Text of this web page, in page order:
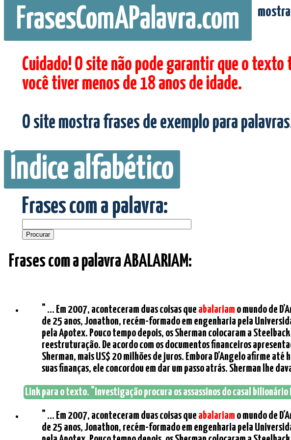
FrasesComAPalavra.com
Cuidado! O site não pode garantir que o texto
você tiver menos de 18 anos de idade.
O site mostra frases de exemplo para
Índice alfabético
Frases com a palavra:
Frases com a palavra ABALARIAM:
" ... Em 2007, aconteceram duas coisas que abalariam o mundo de
de 25 anos, Jonathon, recém-formado em engenharia pela
pela Apotex. Pouco tempo depois, os Sherman colocaram a
reestruturação. De acordo com os documentos financeiros
Sherman, mais US$ 20 milhões de juros. Embora D’Angelo afirme
suas finanças, ele concordou em dar um passo atrás. Sherman lhe
Link para o texto. "Investigação procura os assassinos do casal bilionário
" ... Em 2007, aconteceram duas coisas que abalariam o mundo de
de 25 anos, Jonathon, recém-formado em engenharia pela